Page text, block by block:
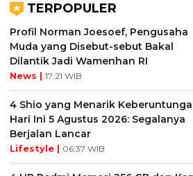
TERPOPULER
Profil Norman Joesoef, Pengusaha
Muda yang Disebut-sebut Bakal
Dilantik Jadi Wamenhan RI
News | 17:21 WIB
4 Shio yang Menarik
Hari Ini 5 Agustus 2026: Segalanya
Berjalan Lancar
Lifestyle | 06:37 WIB